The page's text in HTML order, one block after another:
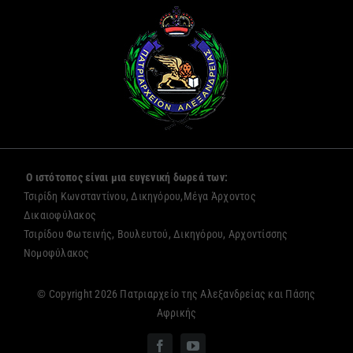
Ο ιστότοπος είναι μια ευγενική δωρεά των:
Τσιρίδη Κωνσταντίνου, Δικηγόρου,Μέγα Άρχοντος
Δικαιοφύλακος
Τσιρίδου Φωτεινής, Βουλευτού, Δικηγόρου, Αρχοντίσσης
Νομοφύλακος
© Copyright 2026 Πατριαρχείο της Αλεξανδρείας και Πάσης
Αφρικής